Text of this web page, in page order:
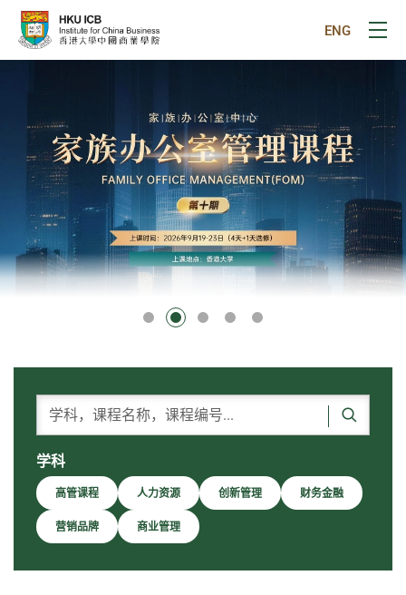
跳往主要内容
ENG
打
学科，课程名称，课程编号...
学科
高管课程 人力资源 创新管理 财务金融
营销品牌 商业管理